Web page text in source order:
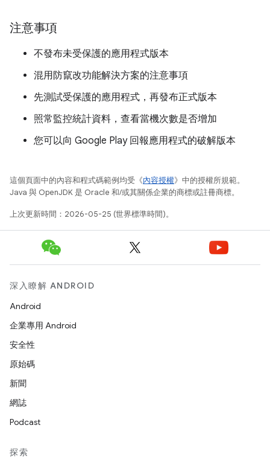
注意事項
不發布未受保護的應用程式版本
混用防竄改功能解決方案的注意事項
先測試受保護的應用程式，再發布正式版本
照常監控統計資料，查看當機次數是否增加
您可以向 Google Play 回報應用程式的破解版本
這個頁面中的內容和程式碼範例均受《內容授權》中的授權所規範。
Java 與 OpenJDK 是 Oracle 和/或其關係企業的商標或註冊商標。
上次更新時間：2026-05-25 (世界標準時間)。
深入瞭解 ANDROID
Android
企業專用 Android
安全性
原始碼
新聞
網誌
Podcast
探索